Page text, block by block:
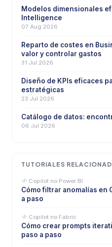
Modelos dimensionales
Intelligence
07 Aug 2026
Reparto de costes en
valor y controlar gastos
31 Jul 2026
Diseño de KPIs eficaces
estratégicas
23 Jul 2026
Catálogo de datos:
06 Jul 2026
TUTORIALES
Copilot no Power BI
Cómo filtrar anomalías en
a paso
Copilot no Fabric
Cómo crear prompts
paso a paso